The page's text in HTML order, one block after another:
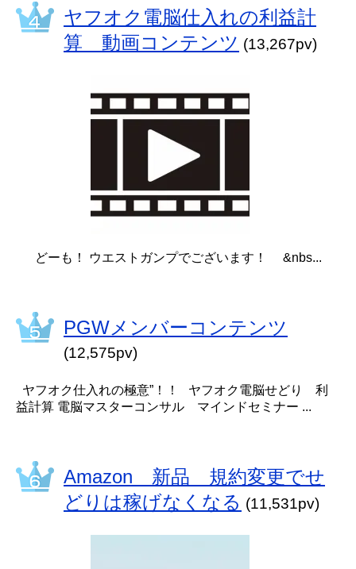
ヤフオク電脳仕入れの利益計
算 動画コンテンツ (13,267pv)
どーも！ ウエストガンプでございます！ &nbs...
PGWメンバーコンテンツ
(12,575pv)
ヤフオク仕入れの極意”！！ ヤフオク電脳せどり 利
益計算 電脳マスターコンサル マインドセミナー ...
Amazon 新品 規約変更でせ
どりは稼げなくなる (11,531pv)